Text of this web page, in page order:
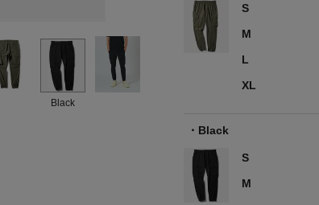
Black
S
M
L
XL
Black
S
M